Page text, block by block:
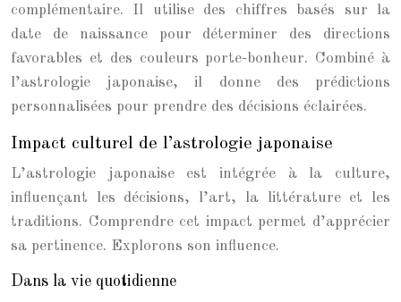
complémentaire. Il utilise des chiffres basés sur la
date de naissance pour déterminer des directions
favorables et des couleurs porte-bonheur. Combiné à
l’astrologie japonaise, il donne des prédictions
personnalisées pour prendre des décisions éclairées.
Impact culturel de l’astrologie japonaise
L’astrologie japonaise est intégrée à la culture,
influençant les décisions, l’art, la littérature et les
traditions. Comprendre cet impact permet d’apprécier
sa pertinence. Explorons son influence.
Dans la vie quotidienne